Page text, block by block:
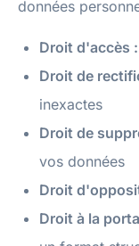
données
Droit d'accès :
Droit de
inexactes
Droit de
vos données
Droit
Droit à la